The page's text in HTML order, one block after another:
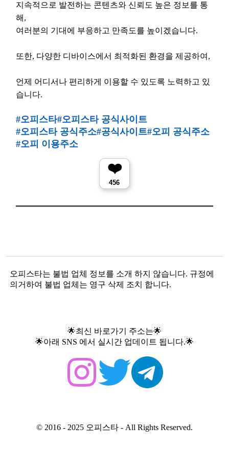
지속적으로 발전하는 콘텐츠와 신뢰도 높은 정보를 통
해,
여러분의 기대에 부응하고 만족도를 높이겠습니다.
또한, 다양한 디바이스에서 최적화된 환경을 제공하여,
언제 어디서나 편리하게 이용할 수 있도록 노력하고 있
습니다.
#오피스타#오피스타 공식사이트
#오피스타 공식주소#공식사이트#오피 공식주소
#오피 이용주소
❤️
456
오피스타는 불법 업체 정보를 소개 하지 않습니다. 규정에
의거하여 불법 업체는 영구 삭제 조치 합니다.
🌟최신 바로가기 주소는🌟
🌟아래 SNS 에서 실시간 업데이트 됩니다.🌟
© 2016 - 2025 오피스타 - All Rights Reserved.